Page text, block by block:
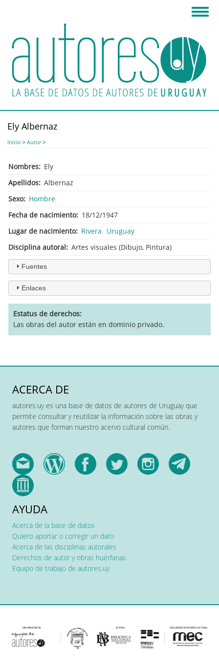
principal
Ely Albernaz
Inicio > Autor>
Nombres
Ely
Apellidos Albernaz
Sexo
Hombre
Fecha de nacimiento
18/12/1947
Lugar de nacimiento
Rivera
Uruguay
Disciplina autoral
Artes visuales (Dibujo, Pintura)
Fuentes
Enlaces
Estatus de derechos
Las obras del autor están en dominio privado.
ACERCA DE
autores.uy es una base de datos de autores de Uruguay que
permite consultar y reutilizar la información sobre las obras y
autores que forman nuestro acervo cultural común.
AYUDA
Acerca de la base de datos
Quiero aportar o corregir un dato
Acerca de las disciplinas autorales
Derechos de autor y obras huérfanas
Equipo de trabajo de autores.uy